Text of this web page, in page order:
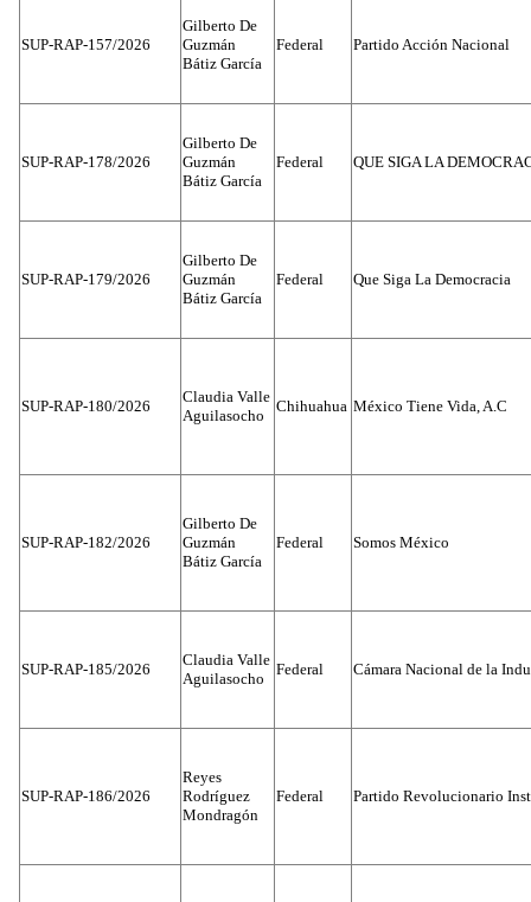
SUP-RAP-157/2026
Gilberto De
Guzmán
Bátiz García
Federal Partido Acción Nacional
SUP-RAP-178/2026
Gilberto De
Guzmán
Bátiz García
Federal QUE SIGA LA
SUP-RAP-179/2026
Gilberto De
Guzmán
Bátiz García
Federal Que Siga La Democracia
SUP-RAP-180/2026
Claudia Valle
Aguilasocho
Chihuahua México Tiene Vida, A.C
SUP-RAP-182/2026
Gilberto De
Guzmán
Bátiz García
Federal Somos México
SUP-RAP-185/2026
Claudia Valle
Aguilasocho
Federal Cámara Nacional de la
SUP-RAP-186/2026
Reyes
Rodríguez
Mondragón
Federal Partido Revolucionario